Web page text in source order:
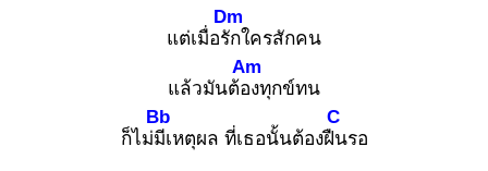
แต่เมื่อรัก
Dm
ใครสักคน
แล้วมันต้อง
Am
ทุกข์ทน
ก็ไม่มีเ
Bb
หตุผล ที่เธอนั้นต้องฝืน
C
รอ